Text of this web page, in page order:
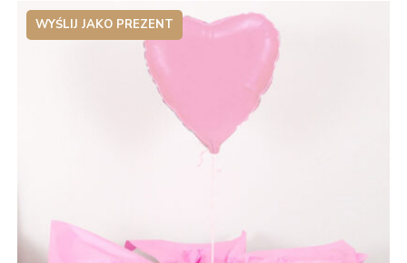
WYŚLIJ JAKO PREZENT